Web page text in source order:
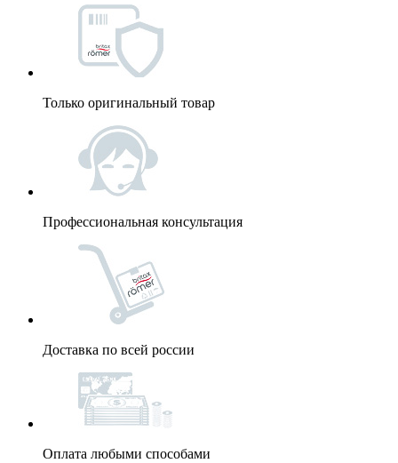
Только оригинальный товар
Профессиональная консультация
Доставка по всей россии
Оплата любыми способами